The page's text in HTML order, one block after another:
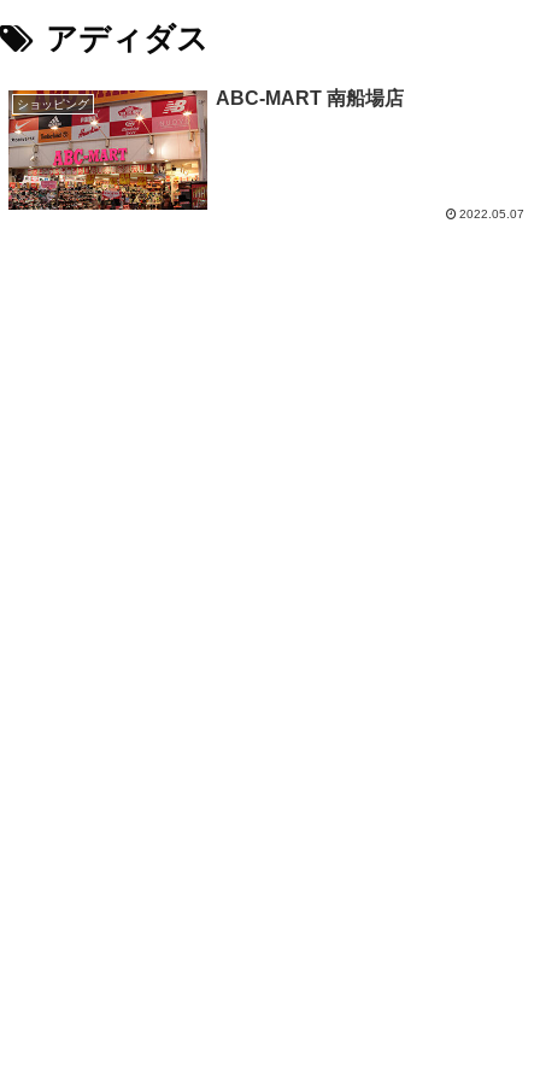
アディダス
ショッピング ABC-MART 南船場店
2022.05.07